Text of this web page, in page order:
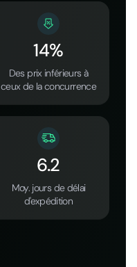
14%
Des prix inférieurs à
ceux de la concurrence
6.2
Moy. jours de délai
d'expédition